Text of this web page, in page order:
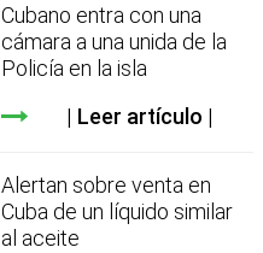
Cubano entra con una
cámara a una unida de la
Policía en la isla
Leer artículo
Alertan sobre venta en
Cuba de un líquido similar
al aceite